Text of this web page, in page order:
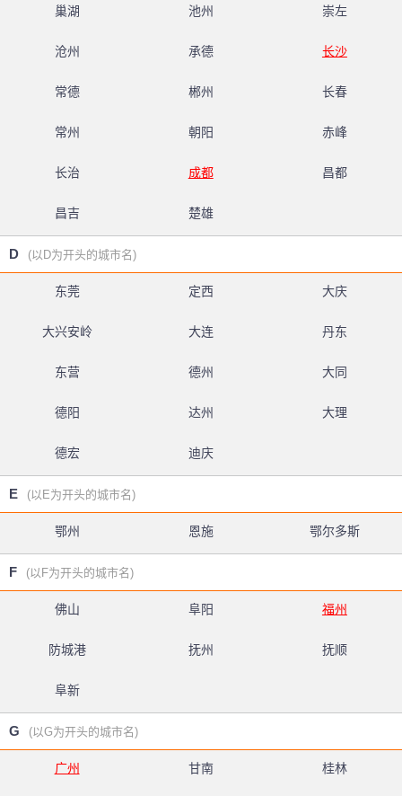
巢湖 池州 崇左
沧州 承德 长沙
常德 郴州 长春
常州 朝阳 赤峰
长治 成都 昌都
昌吉 楚雄
D (以D为开头的城市名)
东莞 定西 大庆
大兴安岭 大连 丹东
东营 德州 大同
德阳 达州 大理
德宏 迪庆
E (以E为开头的城市名)
鄂州 恩施 鄂尔多斯
F (以F为开头的城市名)
佛山 阜阳 福州
防城港 抚州 抚顺
阜新
G (以G为开头的城市名)
广州 甘南 桂林